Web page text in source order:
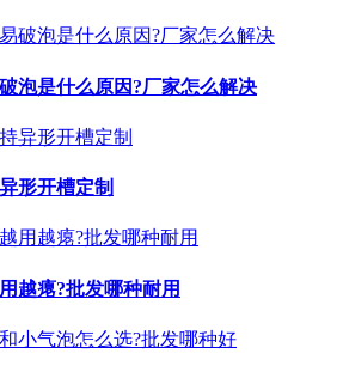
泡是什么原因?厂家怎么解决
形开槽定制
越瘪?批发哪种耐用